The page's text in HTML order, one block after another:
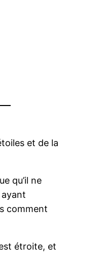
et de la
qu’il ne
comment
étroite, et